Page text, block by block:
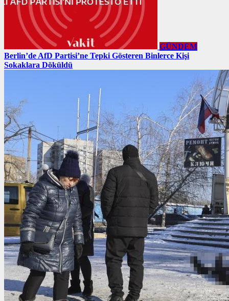
GÜNDEM
Berlin’de AfD Partisi’ne Tepki Gösteren Binlerce Kişi
Sokaklara Döküldü